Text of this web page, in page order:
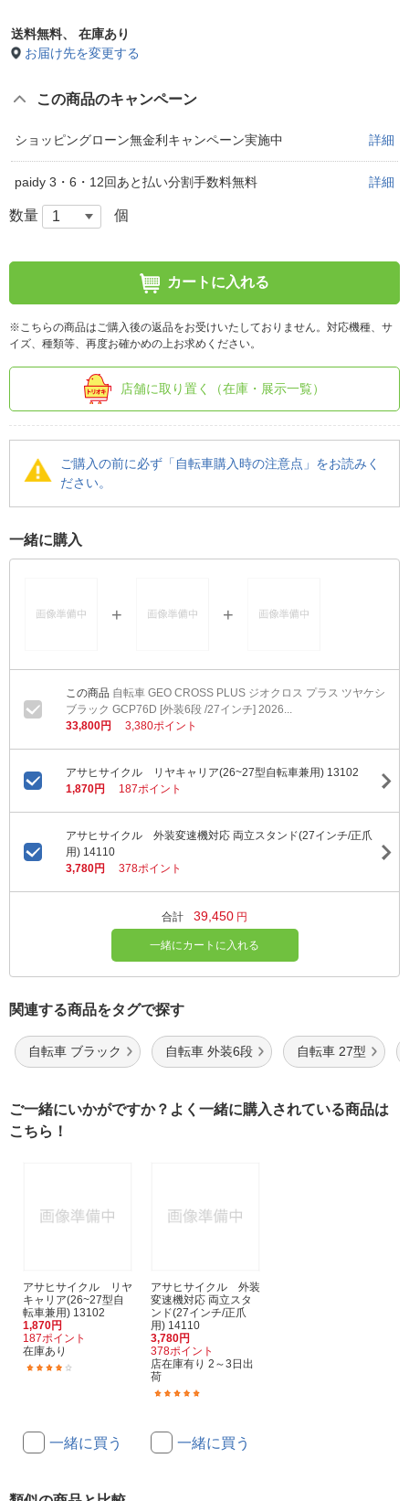
送料無料、
在庫あり
お届け先を変更する
この商品のキャンペーン
ショッピングローン無金利キャンペーン実施中 詳細
paidy 3・6・12回あと払い分割手数料無料 詳細
数量 個
カートに入れる
※こちらの商品はご購入後の返品をお受けいたしておりません。対応機種、サ
イズ、種類等、再度お確かめの上お求めください。
店舗に取り置く（在庫・展示一覧）
ご購入の前に必ず「自転車購入時の注意点」をお読みく
ださい。
一緒に購入
自転車 GEO CROSS PLUS ジオクロス プラス ツヤケシ
ブラック GCP76D [外装6段 /27インチ] 2026...
33,800円
3,380ポイント
アサヒサイクル リヤキャリア(26~27型自転車兼用) 13102
1,870円
187ポイント
アサヒサイクル 外装変速機対応 両立スタンド(27インチ/正爪
用) 14110
3,780円
378ポイント
合計 39,450 円
一緒にカートに入れる
関連する商品をタグで探す
自転車 ブラック 自転車 外装6段 自転車 27型
ご一緒にいかがですか？よく一緒に購入されている商品は
こちら！
アサヒサイクル リヤ
キャリア(26~27型自
転車兼用) 13102
1,870円
187ポイント
在庫あり
一緒に買う
アサヒサイクル 外装
変速機対応 両立スタ
ンド(27インチ/正爪
用) 14110
3,780円
378ポイント
店在庫有り 2～3日出
荷
一緒に買う